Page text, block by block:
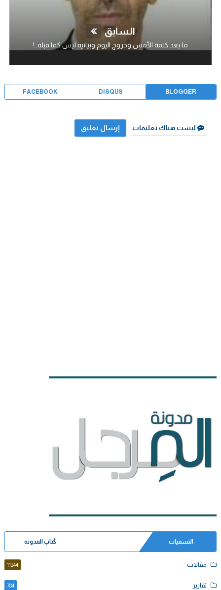
السابق
ما بعد كلمة الأمس وخروج اليوم وبيانيه ليس كما قبله..!
BLOGGER
DISQUS
FACEBOOK
ليست هناك تعليقات إرسال تعليق
التسميات كُتاب المدونة
مقالات 11244
تقارير 784